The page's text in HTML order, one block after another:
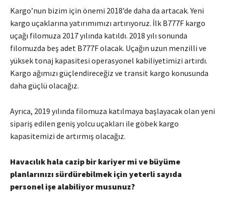
Kargo’nun bizim için önemi 2018’de daha da artacak. Yeni
kargo uçaklarına yatırımımızı artırıyoruz. İlk B777F kargo
uçağı filomuza 2017 yılında katıldı. 2018 yılı sonunda
filomuzda beş adet B777F olacak. Uçağın uzun menzilli ve
yüksek tonaj kapasitesi operasyonel kabiliyetimizi artırdı.
Kargo ağımızı güçlendireceğiz ve transit kargo konusunda
daha güçlü olacağız.
Ayrıca, 2019 yılında filomuza katılmaya başlayacak olan yeni
sipariş edilen geniş yolcu uçakları ile göbek kargo
kapasitemizi de artırmış olacağız.
Havacılık hala cazip bir kariyer mi ve büyüme
planlarınızı sürdürebilmek için yeterli sayıda
personel işe alabiliyor musunuz?